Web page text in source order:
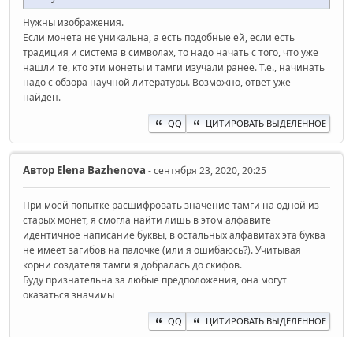
Нужны изображения.
Если монета не уникальна, а есть подобные ей, если есть
традиция и система в символах, то надо начать с того, что уже
нашли те, кто эти монеты и тамги изучали ранее. Т.е., начинать
надо с обзора научной литературы. Возможно, ответ уже
найден.
QQ ЦИТИРОВАТЬ ВЫДЕЛЕННОЕ
Автор Elena Bazhenova - сентября 23, 2020, 20:25
При моей попытке расшифровать значение тамги на одной из
старых монет, я смогла найти лишь в этом алфавите
идентичное написание буквы, в остальных алфавитах эта буква
не имеет загибов на палочке (или я ошибаюсь?). Учитывая
корни создателя тамги я добралась до скифов.
Буду признательна за любые предположения, она могут
оказаться значимы
QQ ЦИТИРОВАТЬ ВЫДЕЛЕННОЕ